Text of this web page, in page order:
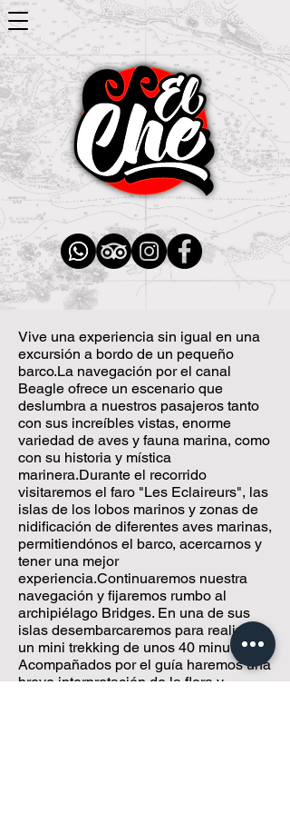
Vive una experiencia sin igual en una
excursión a bordo de un pequeño
barco.La navegación por el canal
Beagle ofrece un escenario que
deslumbra a nuestros pasajeros tanto
con sus increíbles vistas, enorme
variedad de aves y fauna marina, como
con su historia y mística
marinera.Durante el recorrido
visitaremos el faro "Les Eclaireurs", las
islas de los lobos marinos y zonas de
nidificación de diferentes aves marinas,
permitiendónos el barco, acercarnos y
tener una mejor
experiencia.Continuaremos nuestra
navegación y fijaremos rumbo al
archipiélago Bridges. En una de sus
islas desembarcaremos para realizar
un mini trekking de unos 40 minutos.
Acompañados por el guía haremos una
breve interpretación de la flora y